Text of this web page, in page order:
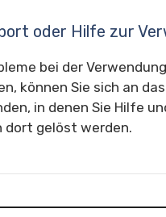
oder Hilfe zur
bei der
können Sie sich an
in denen Sie Hilfe
dort gelöst werden.